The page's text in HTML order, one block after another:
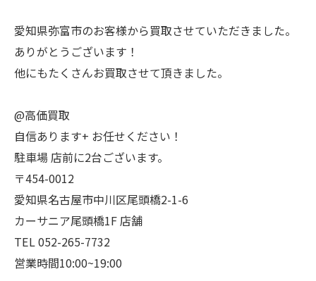
愛知県弥富市のお客様から買取させていただきました。
ありがとうございます！
他にもたくさんお買取させて頂きました。
@高価買取
自信あります+ お任せください！
駐車場 店前に2台ございます。
〒454-0012
愛知県名古屋市中川区尾頭橋2-1-6
カーサニア尾頭橋1F 店舗
TEL 052-265-7732
営業時間10:00~19:00